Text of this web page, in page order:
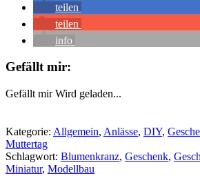
teilen
teilen
info
Gefällt mir:
Gefällt mir Wird geladen...
Kategorie: Allgemein, Anlässe, DIY,
Muttertag
Schlagwort: Blumenkranz, Geschenk,
Miniatur, Modellbau